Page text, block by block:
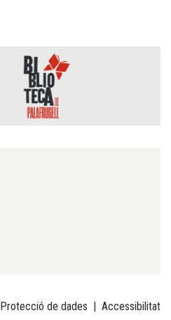
Protecció de dades | Accessibilitat